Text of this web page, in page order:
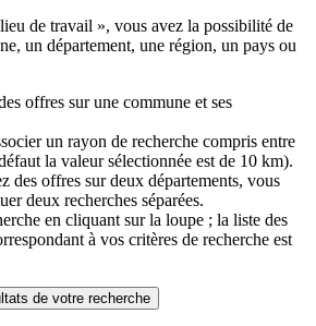
de travail », vous avez la possibilité de
un département, une région, un pays ou
offres sur une commune et ses
un rayon de recherche compris entre
la valeur sélectionnée est de 10 km).
des offres sur deux départements, vous
deux recherches séparées.
en cliquant sur la loupe ; la liste des
à vos critères de recherche est
de votre recherche